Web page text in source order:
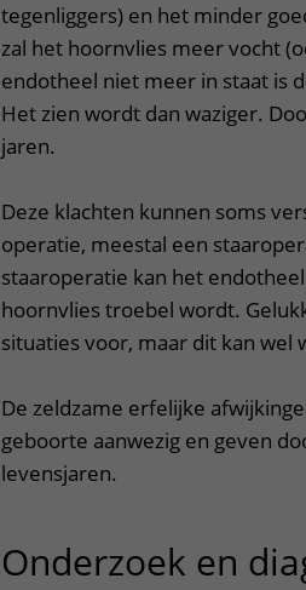
tegenliggers) en het minder
zal het hoornvlies meer vocht
endotheel niet meer in staat is
Het zien wordt dan waziger.
jaren.
Deze klachten kunnen soms
operatie, meestal een
staaroperatie kan het
hoornvlies troebel wordt.
situaties voor, maar dit kan wel
De zeldzame erfelijke
geboorte aanwezig en geven
levensjaren.
Onderzoek en